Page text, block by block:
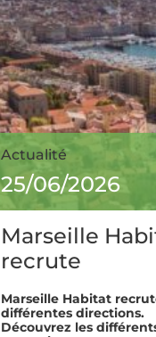
Actualité
25/06/2026
Marseille
recrute
Marseille Habitat
différentes directions.
Découvrez les